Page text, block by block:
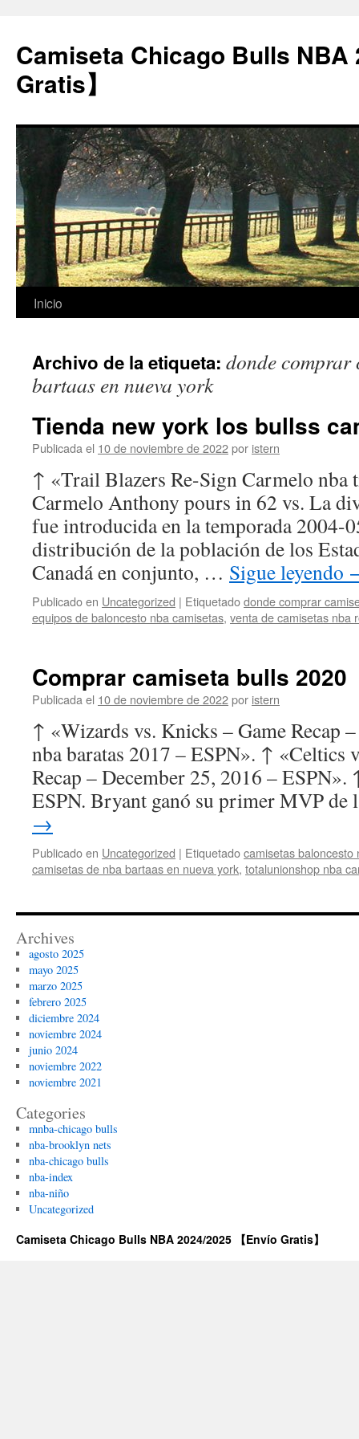
Camiseta Chicago Bulls NBA
Gratis】
Saltar
contenido
Inicio
Archivo de la etiqueta: donde comprar
bartaas en nueva york
Tienda new york los bullss
Publicada el 10 de noviembre de 2022por istern
↑ «Trail Blazers Re-Sign Carmelo nba
Carmelo Anthony pours in 62 vs. La
fue introducida en la temporada 2004-
distribución de la población de los
Canadá en conjunto, … Sigue leyendo
Publicado en Uncategorized | Etiquetadodonde comprar
equipos de baloncesto nba camisetas, venta de camisetas nba
Comprar camiseta bulls 2020
Publicada el 10 de noviembre de 2022por istern
↑ «Wizards vs. Knicks – Game Recap
nba baratas 2017 – ESPN». ↑ «Celtics
Recap – December 25, 2016 –
ESPN. Bryant ganó su primer MVP
→
Publicado en Uncategorized | Etiquetadocamisetas baloncesto
camisetas de nba bartaas en nueva york, totalunionshop nba
Archives
agosto 2025
mayo 2025
marzo 2025
febrero 2025
diciembre 2024
noviembre 2024
junio 2024
noviembre 2022
noviembre 2021
Categories
mnba-chicago bulls
nba-brooklyn nets
nba-chicago bulls
nba-index
nba-niño
Uncategorized
Camiseta Chicago Bulls NBA 2024/2025 【Envío Gratis】